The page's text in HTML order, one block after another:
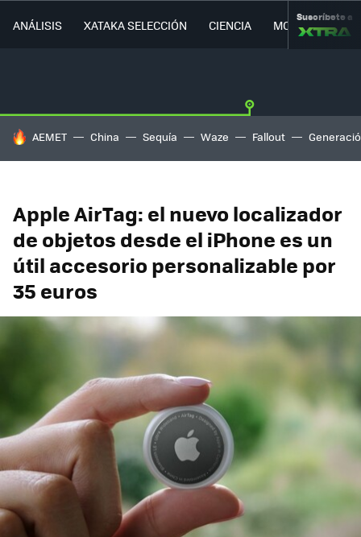
ANÁLISIS XATAKA SELECCIÓN CIENCIA MOVILIDAD
Suscríbete a
HOY SE HABLA DE
AEMET China Sequía Waze Fallout
Apple AirTag: el nuevo localizador
de objetos desde el iPhone es un
útil accesorio personalizable por
35 euros